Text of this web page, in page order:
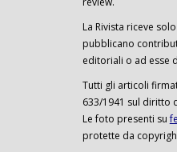
La Rivista riceve
pubblicano
editoriali o ad esse
Tutti gli articoli
633/1941 sul diritto
Le foto presenti su
protette da